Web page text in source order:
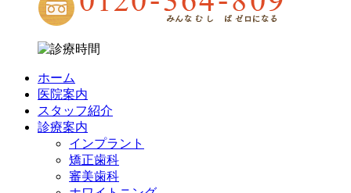
ホーム
医院案内
スタッフ紹介
診療案内
インプラント
矯正歯科
審美歯科